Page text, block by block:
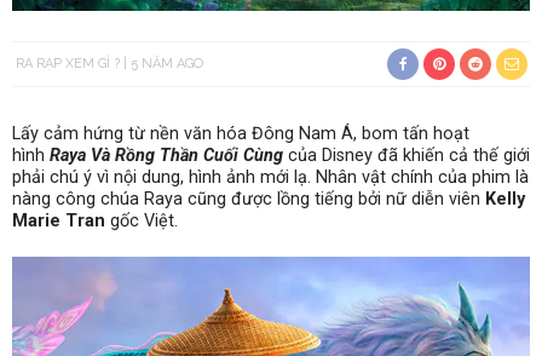
RA RẠP XEM GÌ ? 5 NĂM AGO
Lấy cảm hứng từ nền văn hóa Đông Nam Á, bom tấn hoạt
hình Raya Và Rồng Thần Cuối Cùng của Disney đã khiến cả thế giới
phải chú ý vì nội dung, hình ảnh mới lạ. Nhân vật chính của phim là
nàng công chúa Raya cũng được lồng tiếng bởi nữ diễn viên Kelly
Marie Tran gốc Việt.